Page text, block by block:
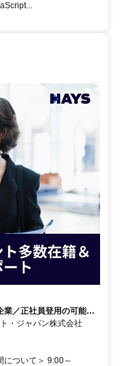
／正社員登用の可能性
務・ジャパン株式会社
について＞ 9:00～